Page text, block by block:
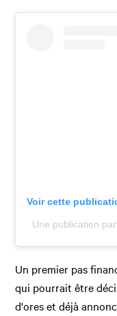
Voir cette
Une publication
Un premier pas
qui pourrait être
d'ores et déjà